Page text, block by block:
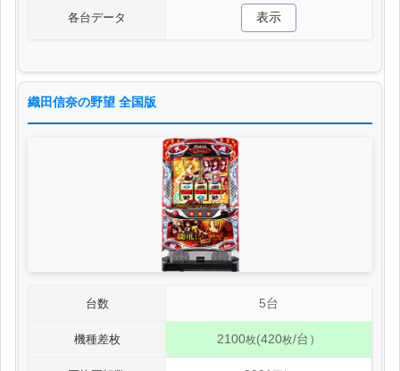
各台データ 表示
織田信奈の野望 全国版
台数 5台
機種差枚 2100枚(420枚/台）